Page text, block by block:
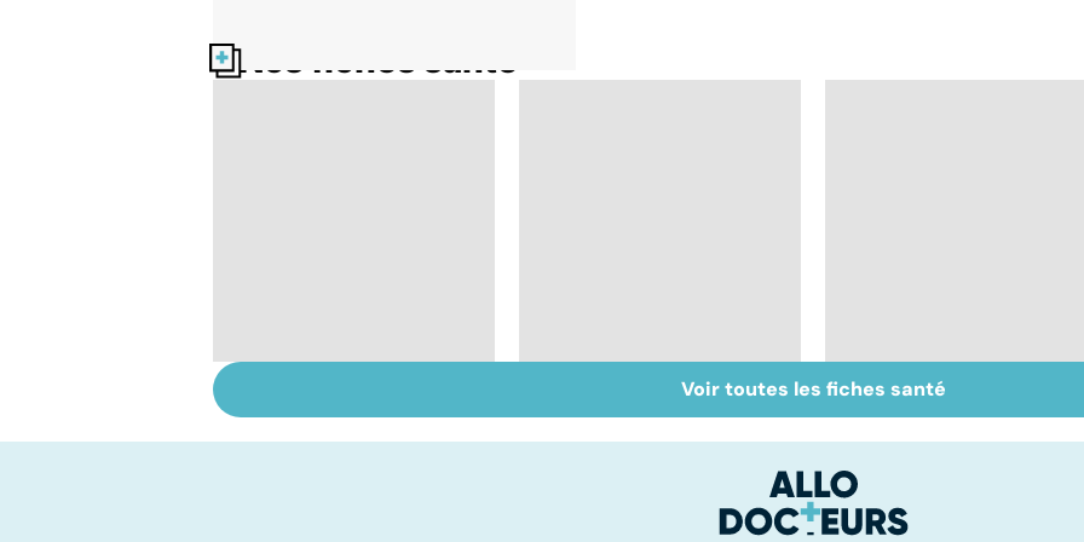
Nos fiches santé
cancer de la vessie
Faire du sport à
domicile, c'est facile !
Don de gamètes : le
pour et le contre
Voir toutes les fiches santé